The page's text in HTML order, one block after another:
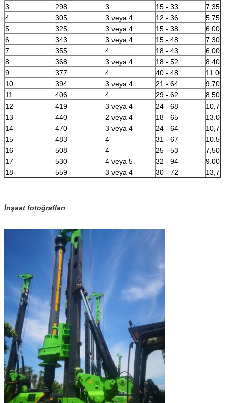
3
298 3 15 - 33
7,35
4
305 3 veya 4 12 - 36
5,75
5
325 3 veya 4 15 - 38
6,00
6
343 3 veya 4 15 - 48
7,30
7
355 4 18 - 43
6,00
8
368 3 veya 4 18 - 52
8.40
9
377 4 40 - 48
10
394 3 veya 4 21 - 64
9,70
11
406 4 29 - 62
8,50
12
419 3 veya 4 24 - 68
13
440 2 veya 4 18 - 65
14
470 3 veya 4 24 - 64
15
483 4 31 - 67
16
508 4 25 - 53
7,50
17
530 4 veya 5 32 - 94
9.00
18
559 3 veya 4 30 - 72
İnşaat fotoğrafları